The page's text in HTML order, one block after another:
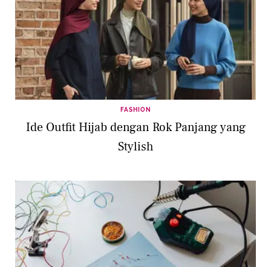
FASHION
Ide Outfit Hijab dengan Rok Panjang yang
Stylish